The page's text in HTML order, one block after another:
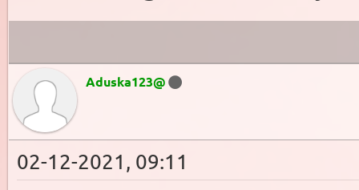
Aduska123@
02-12-2021, 09:11